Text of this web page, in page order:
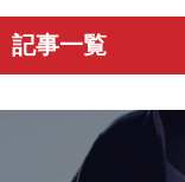
記事一覧